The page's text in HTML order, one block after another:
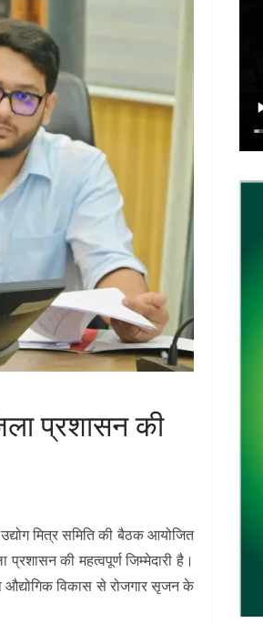
प्रशासन की
मित्र समिति की बैठक आयोजित
की महत्वपूर्ण जिम्मेदारी है।
औद्योगिक विकास से रोजगार सृजन के